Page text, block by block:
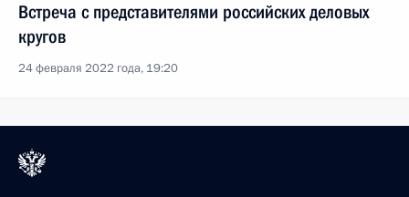
Встреча с представителями российских деловых
кругов
24 февраля 2022 года, 19:20